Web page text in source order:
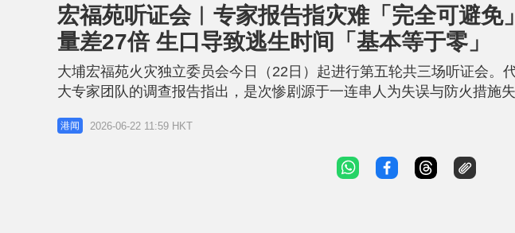
u
t
e
d
e
d
:
2
0
.
1
%
宏福苑听证会︱专家报告指灾难「完全可避免
量差27倍 生口导致逃生时间「基本等于零」
大埔宏福苑火灾独立委员会今日（22日）起进行第五轮共三场听证会。
大专家团队的调查报告指出，是次惨剧源于一连串人为失误与防火措施
拟证实，现场使用的非阻燃棚网产生「滴落火焰」令火势迅速蔓延，加
钟被停用，导致大量浓烟攻入梯间，居民逃生时间「基本上等于零」。
港闻 2026-06-22 11:59 HKT